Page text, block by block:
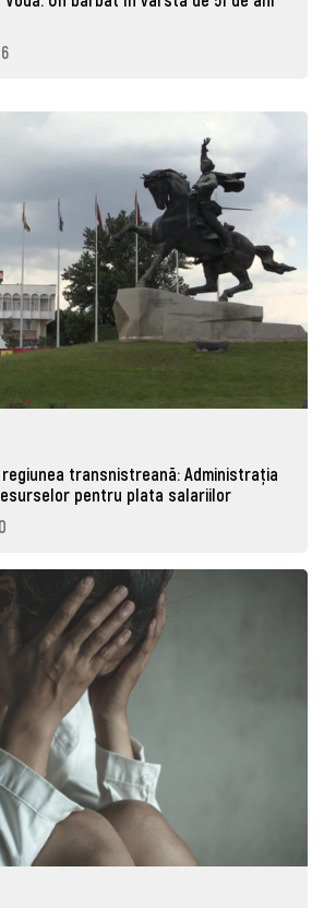
transnistreană: Administrația
pentru plata salariilor